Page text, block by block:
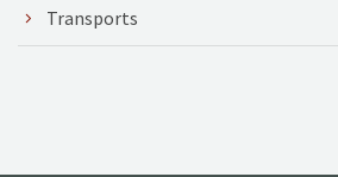
Transports